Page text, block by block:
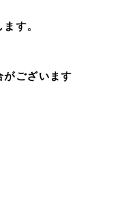
す。
ございます